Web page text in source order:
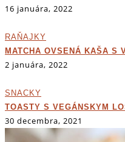
16 januára, 2022
RAŇAJKY
MATCHA OVSENÁ KAŠA S
2 januára, 2022
SNACKY
TOASTY S VEGÁNSKYM
30 decembra, 2021